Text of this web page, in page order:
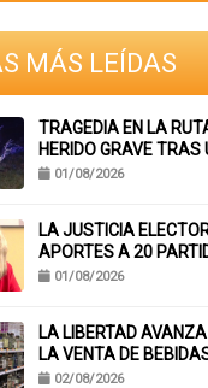
MÁS LEÍDAS
TRAGEDIA EN LA
HERIDO GRAVE TRAS
01/08/2026
LA JUSTICIA
APORTES A 20
FALTA DE BALANCES
01/08/2026
LA LIBERTAD
LA VENTA DE
PROVINCIA
02/08/2026